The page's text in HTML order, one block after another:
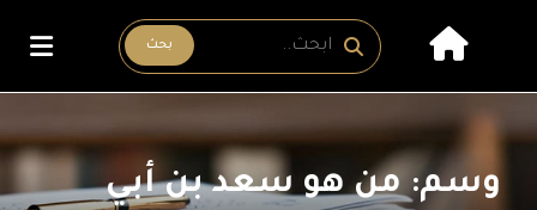
بحث
وسم: من هو سعد بن أبي